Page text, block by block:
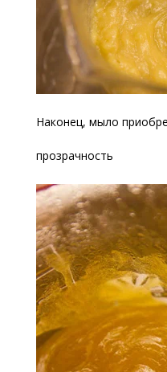
Наконец, мыло
прозрачность